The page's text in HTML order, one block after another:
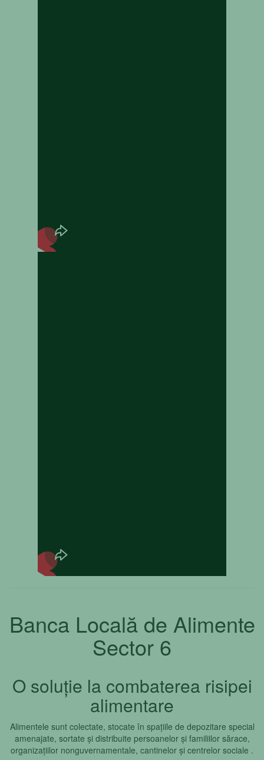
Banca Locală de Alimente
Sector 6
O soluție la combaterea risipei
alimentare
Alimentele sunt colectate, stocate în spațiile de depozitare special
amenajate, sortate și distribuite persoanelor și familiilor sărace,
organizațiilor nonguvernamentale, cantinelor și centrelor sociale .